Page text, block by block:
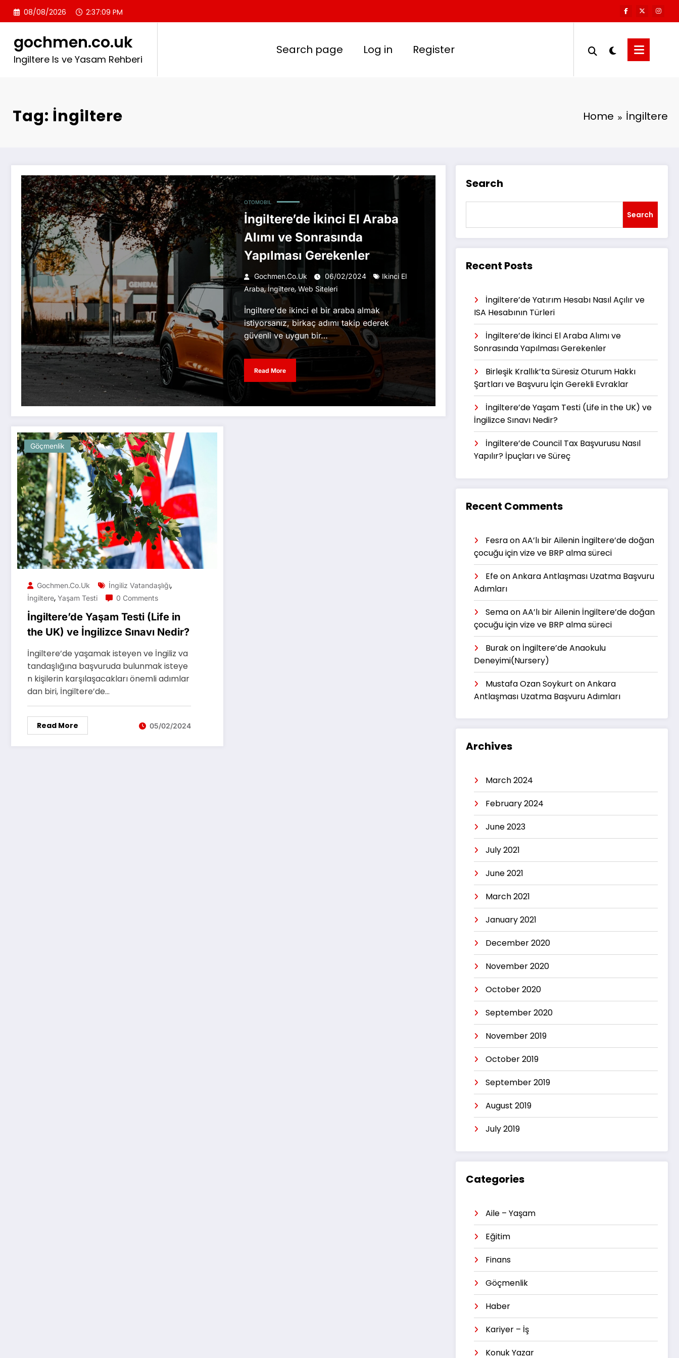
Skip
08/08/2026 2:37:10 PM
gochmen.co.uk
Ingiltere Is ve Yasam Rehberi
Search page Log in Register
Tag: İngiltere Home İngiltere
OTOMOBIL
İngiltere’de İkinci El Araba
Alımı ve Sonrasında
Yapılması Gerekenler
Gochmen.co.uk 06/02/2024
Ikinci El
Araba,İngiltere, Web Siteleri
İngiltere'de ikinci el bir araba almak
istiyorsanız, birkaç adımı takip ederek
güvenli ve uygun bir…
Read More
Göçmenlik
Gochmen.co.uk İngiliz Vatandaşlığı,
İngiltere, Yaşam Testi 0 Comments
İngiltere’de Yaşam Testi (Life in
the UK) ve İngilizce Sınavı Nedir?
İngiltere’de yaşamak isteyen ve İngiliz va
tandaşlığına başvuruda bulunmak isteye
n kişilerin karşılaşacakları önemli adımlar
dan biri, İngiltere’de…
Read More 05/02/2024
Search
Search
Recent Posts
İngiltere’de Yatırım Hesabı Nasıl Açılır ve
ISA Hesabının Türleri
İngiltere’de İkinci El Araba Alımı ve
Sonrasında Yapılması Gerekenler
Birleşik Krallık’ta Süresiz Oturum Hakkı
Şartları ve Başvuru İçin Gerekli Evraklar
İngiltere’de Yaşam Testi (Life in the UK) ve
İngilizce Sınavı Nedir?
İngiltere’de Council Tax Başvurusu Nasıl
Yapılır? İpuçları ve Süreç
Recent Comments
FesraonAA’lı bir Ailenin İngiltere’de doğan
çocuğu için vize ve BRP alma süreci
EfeonAnkara Antlaşması Uzatma Başvuru
Adımları
SemaonAA’lı bir Ailenin İngiltere’de doğan
çocuğu için vize ve BRP alma süreci
Burakon İngiltere’de Anaokulu
Deneyimi(Nursery)
Mustafa Ozan Soykurt onAnkara
Antlaşması Uzatma Başvuru Adımları
Archives
March 2024
February 2024
June 2023
July 2021
June 2021
March 2021
January 2021
December 2020
November 2020
October 2020
September 2020
November 2019
October 2019
September 2019
August 2019
July 2019
Categories
Aile – Yaşam
Eğitim
Finans
Göçmenlik
Haber
Kariyer – İş
Konuk Yazar